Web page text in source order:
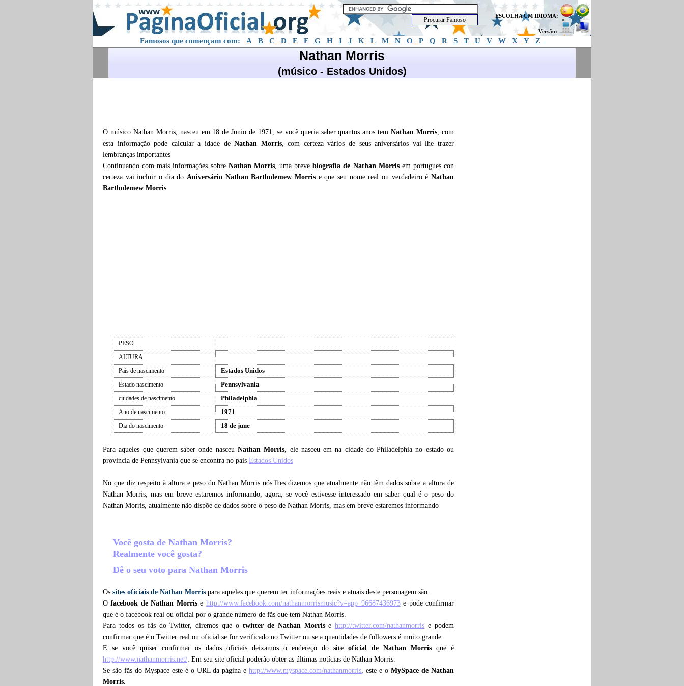
ESCOLHA UM IDIOMA:
Versão: |
Famosos que començam com: A B C D E F G H I J K L M N O P Q R S T U V W X Y Z
Nathan Morris
(músico - Estados Unidos)
O músico Nathan Morris, nasceu em 18 de Junio de 1971, se você queria saber quantos anos temNathan Morris, com
esta informação pode calcular a idade deNathan Morris, com certeza vários de seus aniversários vai lhe trazer
lembranças importantes
Continuando com mais informações sobre Nathan Morris, uma brevebiografia de Nathan Morrisem portugues con
certeza vai incluir o dia do Aniversário Nathan Bartholemew Morris e que seu nome real ou verdadeiro é Nathan
Bartholemew Morris
PESO
ALTURA
País de nascimento
Estados Unidos
Estado nascimento Pennsylvania
ciudades de nascimento Philadelphia
Ano de nascimento 1971
Dia do nascimento 18 de june
Para aqueles que querem saber onde nasceu Nathan Morris, ele nasceu em na cidade do Philadelphia no estado ou
provincia de Pennsylvania que se encontra no pais Estados Unidos
No que diz respeito à altura e peso do Nathan Morris nós lhes dizemos que atualmente não têm dados sobre a altura de
Nathan Morris, mas em breve estaremos informando, agora, se você estivesse interessado em saber qual é o peso do
Nathan Morris, atualmente não dispõe de dados sobre o peso de Nathan Morris, mas em breve estaremos informando
Você gosta de Nathan Morris?
Realmente você gosta?
Dê o seu voto para Nathan Morris
Os sites oficiais de Nathan Morris para aqueles que querem ter informações reais e atuais deste personagem são:
Ofacebook de Nathan Morrise http://www.facebook.com/nathanmorrismusic?v=app_96687436973e pode confirmar
que é o facebook real ou oficial por o grande número de fãs que tem Nathan Morris.
Para todos os fãs do Twitter, diremos que o twitter de Nathan Morrisehttp://twitter.com/nathanmorris e podem
confirmar que é o Twitter real ou oficial se for verificado no Twitter ou se a quantidades de followers é muito grande.
E se você quiser confirmar os dados oficiais deixamos o endereço do site oficial de Nathan Morris que é
http://www.nathanmorris.net/. Em seu site oficial poderão obter as últimas notícias de Nathan Morris.
Se são fãs do Myspace este é o URL da página ehttp://www.myspace.com/nathanmorris, este e oMySpace de Nathan
Morris.